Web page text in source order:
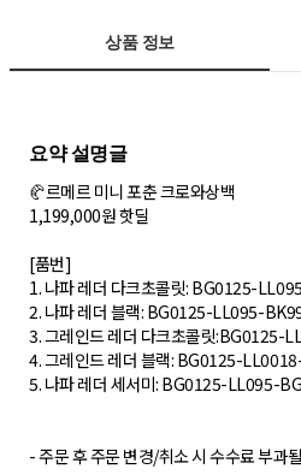
상품 정보
요약 설명글
🥐르메르 미니 포춘 크로와상백
1,199,000원 핫딜
[품번]
1. 나파 레더 다크초콜릿: BG0125-
2. 나파 레더 블랙: BG0125-LL095-
3. 그레인드 레더 다크초콜릿:BG0125-
4. 그레인드 레더 블랙: BG0125-
5. 나파 레더 세서미: BG0125-LL095-
- 주문 후 주문 변경/취소 시 수수료 부과